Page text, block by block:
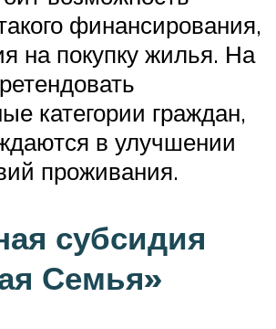
финансирования,
на покупку жилья. На
категории граждан,
в улучшении
проживания.
субсидия
Семья»